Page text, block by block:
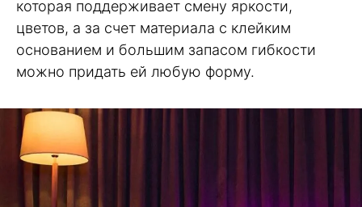
которая поддерживает смену яркости,
цветов, а за счет материала с клейким
основанием и большим запасом гибкости
можно придать ей любую форму.